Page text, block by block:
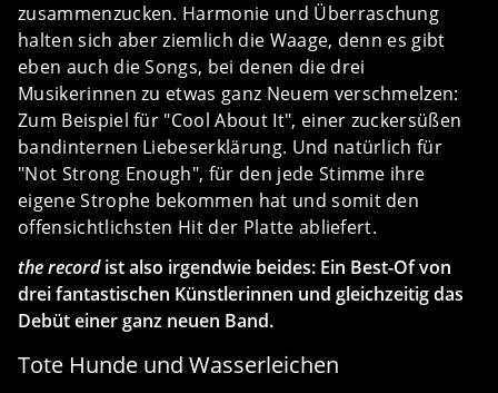
zusammenzucken. Harmonie und Überraschung
halten sich aber ziemlich die Waage, denn es gibt
eben auch die Songs, bei denen die drei
Musikerinnen zu etwas ganz Neuem verschmelzen:
Zum Beispiel für "Cool About It", einer zuckersüßen
bandinternen Liebeserklärung. Und natürlich für
"Not Strong Enough", für den jede Stimme ihre
eigene Strophe bekommen hat und somit den
offensichtlichsten Hit der Platte abliefert.
the recordist also irgendwie beides: Ein Best-Of von
drei fantastischen Künstlerinnen und gleichzeitig das
Debüt einer ganz neuen Band.
Tote Hunde und Wasserleichen